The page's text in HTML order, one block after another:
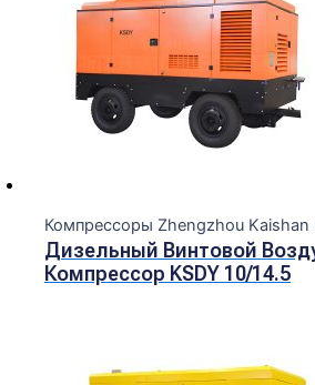
Компрессоры Zhengzhou Kaishan
Дизельный Винтовой
Компрессор KSDY 10/14.5